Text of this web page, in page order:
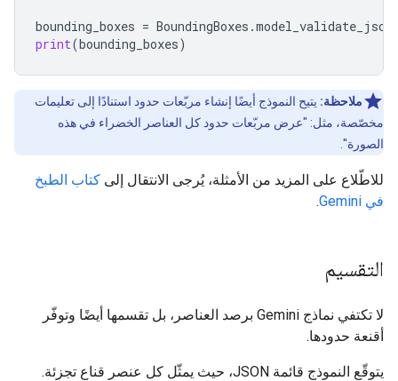
bounding_boxes = BoundingBoxes .model_validate_json
print(bounding_boxes)
ملاحظة: يتيح النموذج أيضًا إنشاء مربّعات حدود استنادًا إلى تعليمات
مخصّصة، مثل: "عرض مربّعات حدود كل العناصر الخضراء في هذه
الصورة".
للاطّلاع على المزيد من الأمثلة، يُرجى الانتقال إلى كتاب الطبخ
في Gemini
.
التقسيم
لا تكتفي نماذج Gemini برصد العناصر، بل تقسمها أيضًا وتوفّر
أقنعة حدودها.
يتوقّع النموذج قائمة JSON، حيث يمثّل كل عنصر قناع تجزئة.